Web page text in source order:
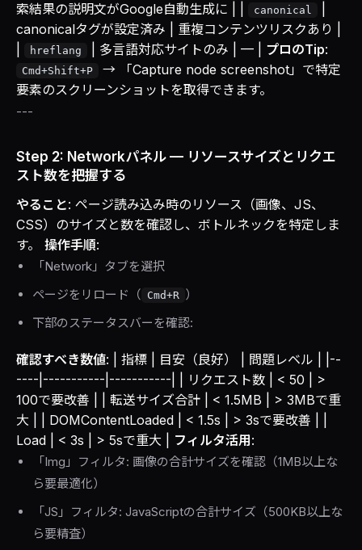
索結果の説明文がGoogle自動生成に | |
canonical
canonicalタグが設定済み | 重複コンテンツリスクあり |
hreflang | 多言語対応サイトのみ | — | プロのTip:
Cmd+Shift+P
→ 「Capture node screenshot」で特定
要素のスクリーンショットを取得できます。
---
Step 2: Networkパネル — リソースサイズとリクエ
スト数を把握する
やること: ページ読み込み時のリソース（画像、JS、
CSS）のサイズと数を確認し、ボトルネックを特定しま
す。 操作手順:
「Network」タブを選択
ページをリロード（ Cmd+R ）
下部のステータスバーを確認:
確認すべき数値: | 指標 | 目安（良好） | 問題レベル | |--
----|-----------|-----------| | リクエスト数 | < 50 | >
100で要改善 | | 転送サイズ合計 | < 1.5MB | > 3MBで重
大 | | DOMContentLoaded | < 1.5s | > 3sで要改善 | |
Load | < 3s | > 5sで重大 | フィルタ活用:
「Img」フィルタ: 画像の合計サイズを確認（1MB以上な
ら要最適化）
「JS」フィルタ: JavaScriptの合計サイズ（500KB以上な
ら要精査）